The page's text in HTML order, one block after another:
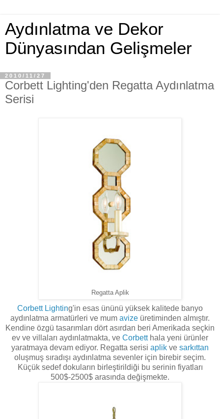
Aydınlatma ve Dekor
Dünyasından Gelişmeler
2010/11/27
Corbett Lighting'den Regatta Aydınlatma
Serisi
Regatta Aplik
Corbett Lighting'in esas ününü yüksek kalitede banyo
aydınlatma armatürleri ve mum avize üretiminden almıştır.
Kendine özgü tasarımları dört asırdan beri Amerikada seçkin
ev ve villaları aydınlatmakta, ve Corbetthala yeni ürünler
yaratmaya devam ediyor. Regatta serisi aplik ve sarkıttan
oluşmuş sıradışı aydınlatma sevenler için birebir seçim.
Küçük sedef dokuların birleştirildiği bu serinin fiyatları
500$-2500$ arasında değişmekte.